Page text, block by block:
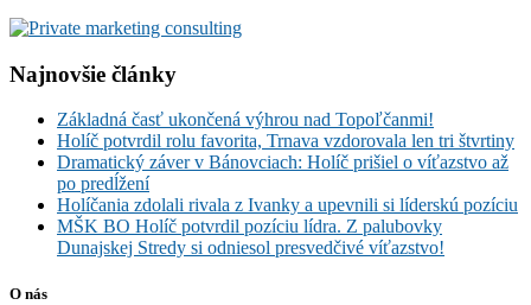
Najnovšie články
Základná časť ukončená výhrou nad Topoľčanmi!
Holíč potvrdil rolu favorita, Trnava vzdorovala len tri štvrtiny
Dramatický záver v Bánovciach: Holíč prišiel o víťazstvo až
po predĺžení
Holíčania zdolali rivala z Ivanky a upevnili si líderskú pozíciu
MŠK BO Holíč potvrdil pozíciu lídra. Z palubovky
Dunajskej Stredy si odniesol presvedčivé víťazstvo!
O nás